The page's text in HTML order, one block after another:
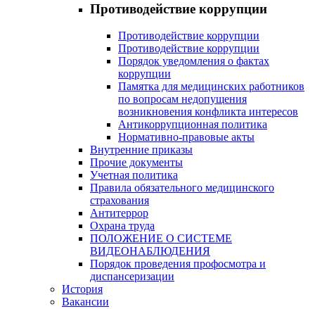
Противодействие коррупции
Противодействие коррупции
Противодействие коррупции
Порядок уведомления о фактах
коррупции
Памятка для медицинских работников
по вопросам недопущения
возникновения конфликта интересов
Антикоррупционная политика
Нормативно-правовые акты
Внутренние приказы
Прочие документы
Учетная политика
Правила обязательного медицинского
страхования
Антитеррор
Охрана труда
ПОЛОЖЕНИЕ О СИСТЕМЕ
ВИДЕОНАБЛЮДЕНИЯ
Порядок проведения профосмотра и
диспансеризации
История
Вакансии